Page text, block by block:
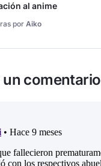
al anime
porAiko
un comentario